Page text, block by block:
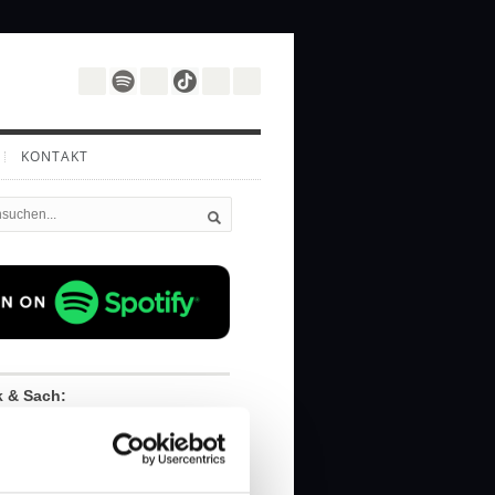
KONTAKT
& Sach:
Übertreibungen
Gedankenstoff wird.